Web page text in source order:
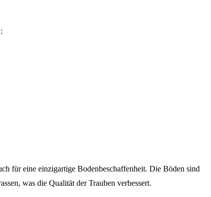
für eine einzigartige Bodenbeschaffenheit. Die Böden sind
was die Qualität der Trauben verbessert.